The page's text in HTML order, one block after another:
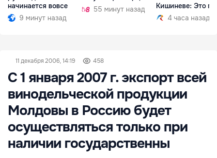
начинается вовсе
9 минут назад
55 минут назад
Кишиневе: Это
4 часа назад
11 декабря 2006, 14:19 458
С 1 января 2007 г. экспорт всей
винодельческой продукции
Молдовы в Россию будет
осуществляться только при
наличии государственны